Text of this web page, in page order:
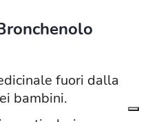
fuori dalla
bambini.